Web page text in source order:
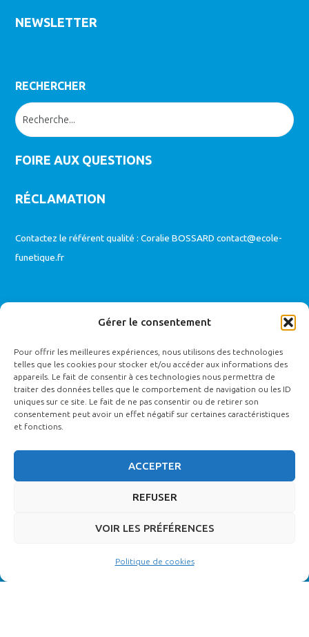
Gérer le consentement
Pour offrir les meilleures expériences, nous utilisons des technologies
telles que les cookies pour stocker et/ou accéder aux informations des
appareils. Le fait de consentir à ces technologies nous permettra de
traiter des données telles que le comportement de navigation ou les ID
uniques sur ce site. Le fait de ne pas consentir ou de retirer son
consentement peut avoir un effet négatif sur certaines caractéristiques
et fonctions.
ACCEPTER
REFUSER
VOIR LES PRÉFÉRENCES
Politique de cookies
NEWSLETTER
RECHERCHER
FOIRE AUX QUESTIONS
RÉCLAMATION
Contactez le référent qualité : Coralie BOSSARDcontact@ecole-
funetique.fr
Par téléphone : 02 51 37 28 88
Par mail : contact@ecole-funétique.fr